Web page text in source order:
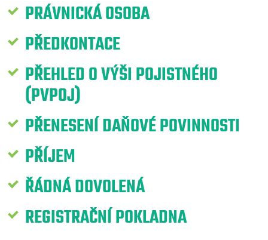
PRÁVNICKÁ OSOBA
PŘEDKONTACE
PŘEHLED O VÝŠI POJISTNÉHO
(PVPOJ)
PŘENESENÍ DAŇOVÉ POVINNOSTI
PŘÍJEM
ŘÁDNÁ DOVOLENÁ
REGISTRAČNÍ POKLADNA